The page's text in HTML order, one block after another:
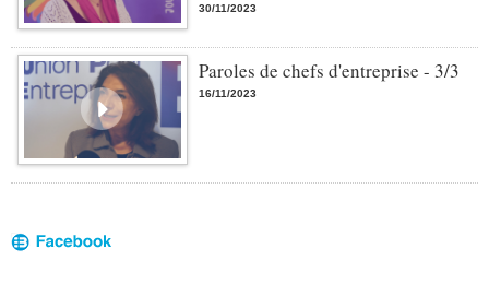
30/11/2023
Paroles de chefs d'entreprise - 3/3
16/11/2023